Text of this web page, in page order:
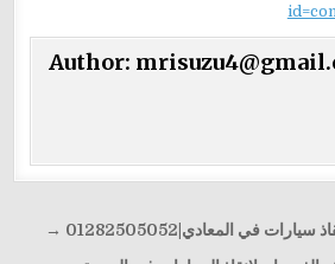
Author:
في المعادي|01282505052 →